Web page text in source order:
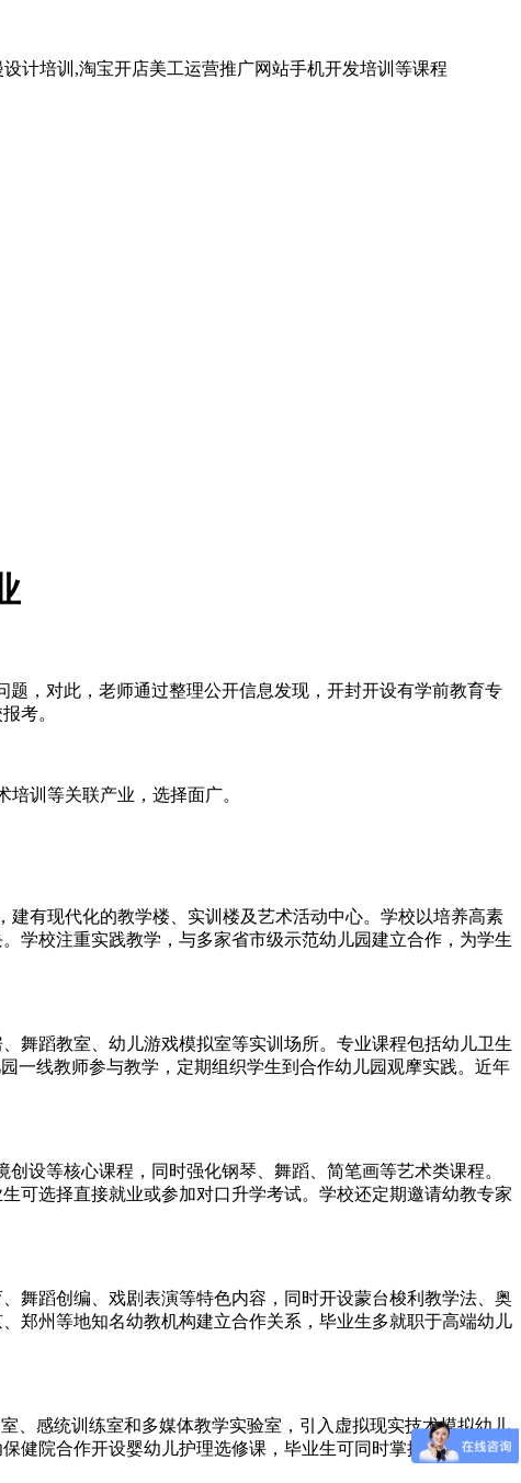
计培训,淘宝开店美工运营推广网站手机开发培训等课程
，对此，老师通过整理公开信息发现，开封开设有学前教育专
考。
训等关联产业，选择面广。
有现代化的教学楼、实训楼及艺术活动中心。学校以培养高素
学校注重实践教学，与多家省市级示范幼儿园建立合作，为学生
舞蹈教室、幼儿游戏模拟室等实训场所。专业课程包括幼儿卫生
一线教师参与教学，定期组织学生到合作幼儿园观摩实践。近年
设等核心课程，同时强化钢琴、舞蹈、简笔画等艺术类课程。
可选择直接就业或参加对口升学考试。学校还定期邀请幼教专家
舞蹈创编、戏剧表演等特色内容，同时开设蒙台梭利教学法、奥
郑州等地知名幼教机构建立合作关系，毕业生多就职于高端幼儿
、感统训练室和多媒体教学实验室，引入虚拟现实技术模拟幼儿
健院合作开设婴幼儿护理选修课，毕业生可同时掌握教育和保育